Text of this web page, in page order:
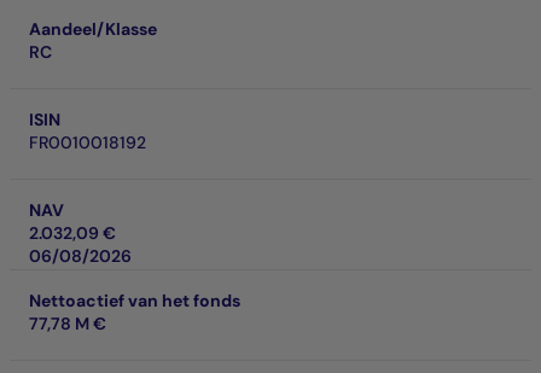
Aandeel/Klasse
RC
ISIN
FR0010018192
NAV
2.032,09 €
06/08/2026
Nettoactief van het fonds
77,78 M €